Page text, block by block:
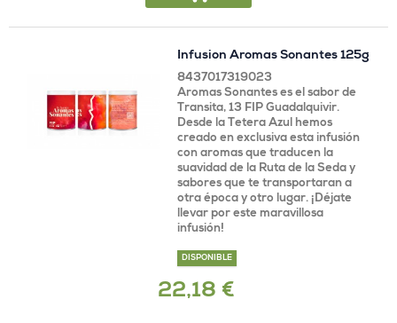
Infusion Aromas Sonantes 125g
8437017319023
Aromas Sonantes es el sabor de
Transita, 13 FIP Guadalquivir.
Desde la Tetera Azul hemos
creado en exclusiva esta infusión
con aromas que traducen la
suavidad de la Ruta de la Seda y
sabores que te transportaran a
otra época y otro lugar. ¡Déjate
llevar por este maravillosa
infusión!
DISPONIBLE
22,18 €